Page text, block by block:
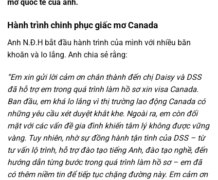
mơ quốc tế của anh.
Hành trình chinh phục giấc mơ Canada
Anh N.Đ.H bắt đầu hành trình của mình với nhiều băn
khoăn và lo lắng. Anh chia sẻ rằng:
“Em xin gửi lời cảm ơn chân thành đến chị Daisy và DSS
đã hỗ trợ em trong quá trình làm hồ sơ xin visa Canada.
Ban đầu, em khá lo lắng vì thị trường lao động Canada có
những yêu cầu xét duyệt khắt khe. Ngoài ra, em còn đối
mặt với các vấn đề gia đình khiến tâm lý không được vững
vàng. Tuy nhiên, nhờ sự đồng hành tận tình của DSS – từ
tư vấn lộ trình, hỗ trợ đào tạo tiếng Anh, đào tạo nghề, đến
hướng dẫn từng bước trong quá trình làm hồ sơ – em đã
có thêm niềm tin để tiếp tục chặng đường này. Em cảm ơn